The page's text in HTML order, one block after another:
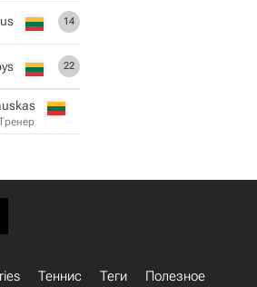
14
22
Теннис Теги Полезное